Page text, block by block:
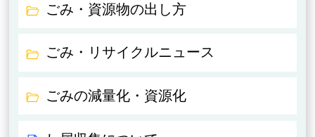
ごみ・資源物の出し方
ごみ・リサイクルニュース
ごみの減量化・資源化